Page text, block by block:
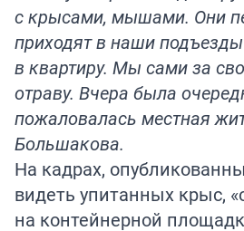
с крысами, мышами. Они
приходят в наши
в квартиру. Мы сами за
отраву. Вчера была
пожаловалась местная
Большакова.
На кадрах,
видеть упитанных крыс,
на контейнерной